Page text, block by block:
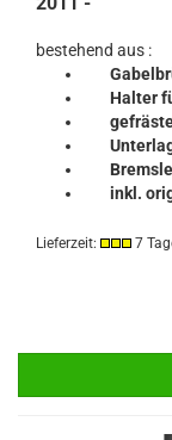
bestehend aus :
Halter
inkl.
Lieferzeit: 7